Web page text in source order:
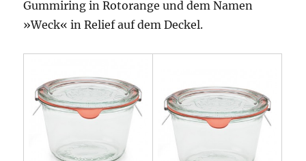
Gummiring in Rotorange und dem Namen
»Weck« in Relief auf dem Deckel.